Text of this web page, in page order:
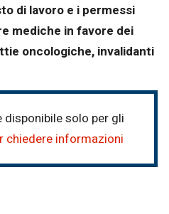
di lavoro e i permessi
mediche in favore dei
oncologiche, invalidanti
solo per gli
chiedere informazioni